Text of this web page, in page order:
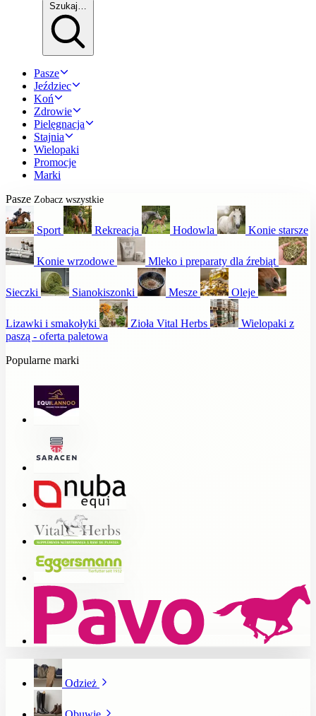
Szukaj…
Pasze
Jeździec
Koń
Zdrowie
Pielęgnacja
Stajnia
Wielopaki
Promocje
Marki
Pasze Zobacz wszystkie
Sport Rekreacja Hodowla Konie starsze
Konie wrzodowe Mleko i preparaty dla źrebiąt
Sieczki Sianokiszonki Mesze Oleje
Lizawki i smakołyki Zioła Vital Herbs
Wielopaki z
paszą - oferta paletowa
Popularne marki
Odzież